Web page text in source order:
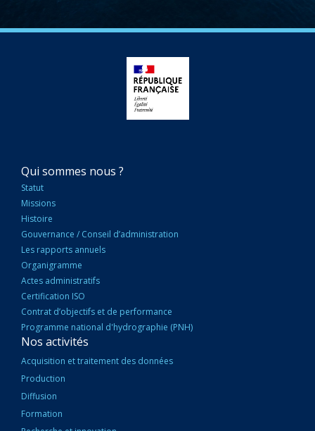
NAVIGATION
PRINCIPALE
Qui sommes nous ?
Statut
Missions
Histoire
Gouvernance / Conseil d’administration
Les rapports annuels
Organigramme
Actes administratifs
Certification ISO
Contrat d’objectifs et de performance
Programme national d'hydrographie (PNH)
Nos activités
Acquisition et traitement des données
Production
Diffusion
Formation